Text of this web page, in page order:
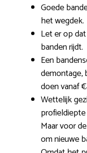
Goede
het wegdek.
Let er op
banden rijdt.
Een
demontage,
doen vanaf
Wettelijk
Maar voor
om nieuwe